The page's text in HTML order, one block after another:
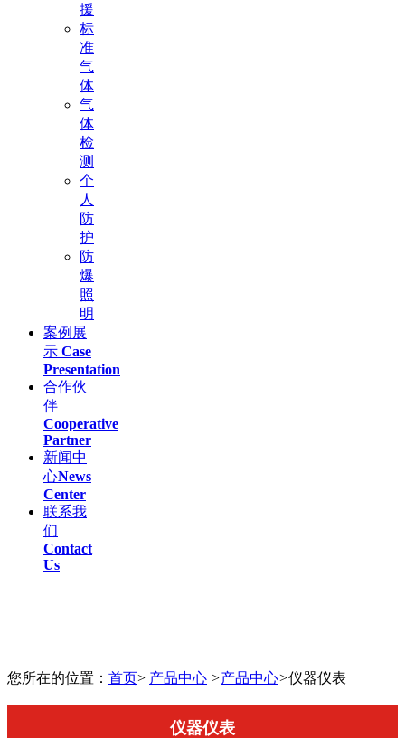
援
标
准
气
体
气
体
检
测
个
人
防
护
防
爆
照
明
案例展
示 Case
Presentation
合作伙
伴
Cooperative
Partner
新闻中
心News
Center
联系我
们
Contact
Us
您所在的位置： 首页> 产品中心 >产品中心>仪器仪表
仪器仪表